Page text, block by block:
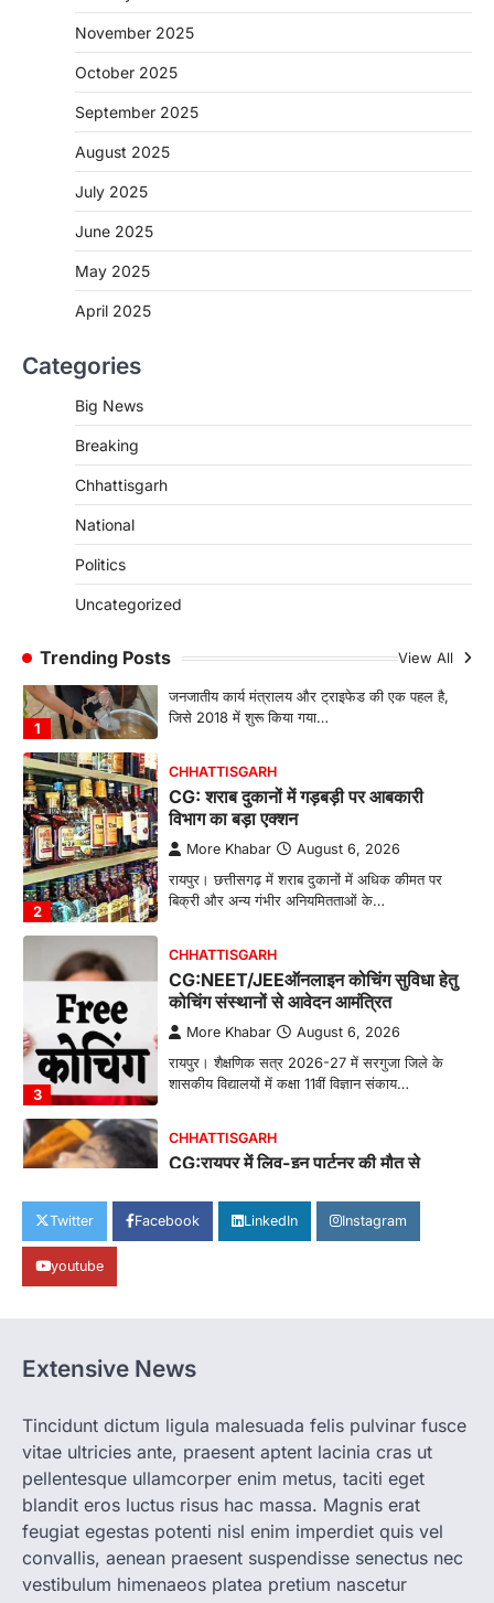
November 2025
October 2025
September 2025
August 2025
July 2025
June 2025
May 2025
April 2025
Categories
Big News
Breaking
Chhattisgarh
National
Politics
Uncategorized
Trending Posts View All
CG: शराब दुकानों में गड़बड़ी पर आबकारी
विभाग का बड़ा एक्शन
रायपुर। छत्तीसगढ़ में शराब दुकानों में अधिक कीमत पर
कोचिंग संस्थानों से आवेदन आमंत्रित
CHHATTISGARH
More Khabar August 6, 2026
1
CHHATTISGARH
More Khabar August 6, 2026
जनजातीय कार्य मंत्रालय और ट्राइफेड की एक पहल है,
जिसे 2018 में शुरू किया गया…
2
CHHATTISGARH
CG: शराब दुकानों में गड़बड़ी पर आबकारी
विभाग का बड़ा एक्शन
More Khabar August 6, 2026
रायपुर। छत्तीसगढ़ में शराब दुकानों में अधिक कीमत पर
बिक्री और अन्य गंभीर अनियमितताओं के…
3
CHHATTISGARH
CG:NEET/JEEऑनलाइन कोचिंग सुविधा हेतु
कोचिंग संस्थानों से आवेदन आमंत्रित
More Khabar August 6, 2026
रायपुर। शैक्षणिक सत्र 2026-27 में सरगुजा जिले के
शासकीय विद्यालयों में कक्षा 11वीं विज्ञान संकाय…
CHHATTISGARH
CG:रायपुर में लिव-इन पार्टनर की मौत से
More Khabar August 6, 2026
रायपुर। राजधानी रायपुर से एक सनसनीखेज मामला
CHHATTISGARH
More Khabar
जिसे 2018 में शुरू किया गया…
CHHATTISGARH
CG: शराब दुकानों में गड़बड़ी पर आबकारी
विभाग का बड़ा एक्शन
More Khabar August 6, 2026
रायपुर। छत्तीसगढ़ में शराब दुकानों में अधिक कीमत पर
Twitter Facebook LinkedIn Instagram
youtube
Extensive News
Tincidunt dictum ligula malesuada felis pulvinar fusce
vitae ultricies ante, praesent aptent lacinia cras ut
pellentesque ullamcorper enim metus, taciti eget
blandit eros luctus risus hac massa. Magnis erat
feugiat egestas potenti nisl enim imperdiet quis vel
convallis, aenean praesent suspendisse senectus nec
vestibulum himenaeos platea pretium nascetur